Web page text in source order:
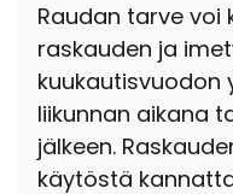
Raudan tarve voi
raskauden ja
kuukautisvuodon
liikunnan aikana
jälkeen.
käytöstä